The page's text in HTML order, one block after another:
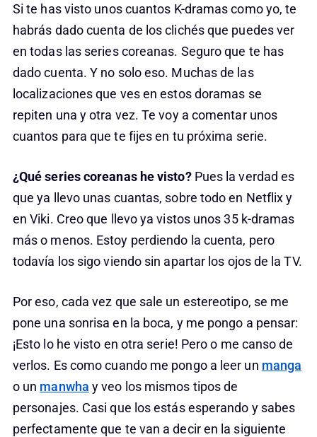
Si te has visto unos cuantos K-dramas como yo, te
habrás dado cuenta de los clichés que puedes ver
en todas las series coreanas. Seguro que te has
dado cuenta. Y no solo eso. Muchas de las
localizaciones que ves en estos doramas se
repiten una y otra vez. Te voy a comentar unos
cuantos para que te fijes en tu próxima serie.
¿Qué series coreanas he visto?Pues la verdad es
que ya llevo unas cuantas, sobre todo en Netflix y
en Viki. Creo que llevo ya vistos unos 35 k-dramas
más o menos. Estoy perdiendo la cuenta, pero
todavía los sigo viendo sin apartar los ojos de la TV.
Por eso, cada vez que sale un estereotipo, se me
pone una sonrisa en la boca, y me pongo a pensar:
¡Esto lo he visto en otra serie! Pero o me canso de
verlos. Es como cuando me pongo a leer un manga
o un manwha y veo los mismos tipos de
personajes. Casi que los estás esperando y sabes
perfectamente que te van a decir en la siguiente